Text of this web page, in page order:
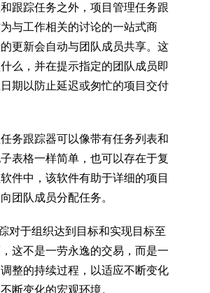
踪任务之外，项目管理任务跟
与工作相关的讨论的一站式商
更新会自动与团队成员共享。这
么，并在提示指定的团队成员即
期以防止延迟或匆忙的项目交付
跟踪器可以像带有任务列表和
表格一样简单，也可以存在于复
件中，该软件有助于详细的项目
团队成员分配任务。
对于组织达到目标和实现目标至
这不是一劳永逸的交易，而是一
整的持续过程，以适应不断变化
断变化的宏观环境。